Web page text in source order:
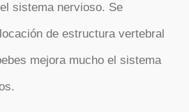
sistema nervioso. Se
de estructura vertebral
mejora mucho el sistema